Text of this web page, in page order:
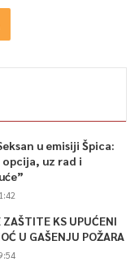
u emisiji Špica:
opcija, uz rad i
ZAŠTITE KS UPUĆENI
U GAŠENJU POŽARA